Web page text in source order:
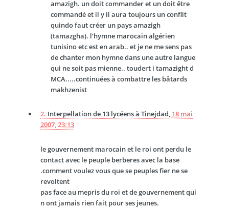
amazigh. un doit commander et un doit être
commandé et il y il aura toujours un conflit
quindo faut créer un pays amazigh
(tamazgha). l’hymne marocain algérien
tunisino etc est en arab.. et je ne me sens pas
de chanter mon hymne dans une autre langue
qui ne soit pas mienne.. toudert i tamazight d
MCA.....continuées à combattre les bâtards
makhzenist
2. Interpellation de 13 lycéens à Tinejdad, 18 mai
2007, 23:13
le gouvernement marocain et le roi ont perdu le
contact avec le peuple berberes avec la base
.comment voulez vous que se peuples fier ne se
revoltent
pas face au mepris du roi et de gouvernement qui
n ont jamais rien fait pour ses jeunes.